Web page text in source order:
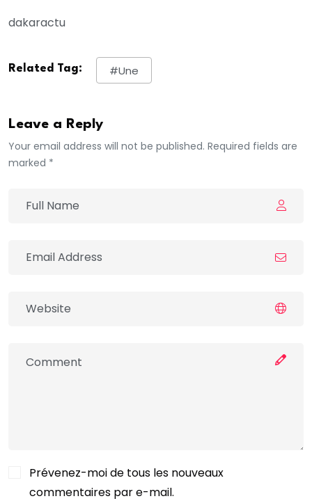
dakaractu
Related Tag: #une
Leave a Reply
Your email address will not be published. Required fields are
marked *
Prévenez-moi de tous les nouveaux
commentaires par e-mail.